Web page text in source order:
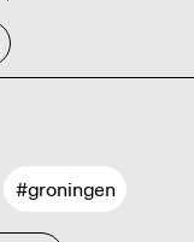
#groningen